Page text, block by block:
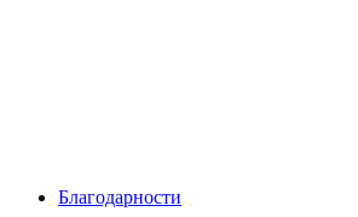
Благодарности